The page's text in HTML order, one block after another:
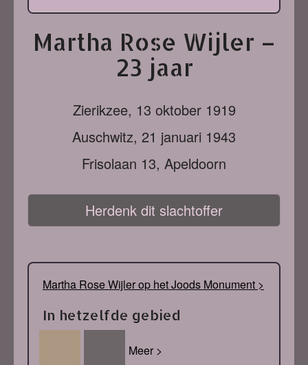
Martha Rose Wijler –
23 jaar
Zierikzee, 13 oktober 1919
Auschwitz, 21 januari 1943
Frisolaan 13, Apeldoorn
Herdenk dit slachtoffer
Martha Rose Wijler op het Joods Monument >
In hetzelfde gebied
Meer >